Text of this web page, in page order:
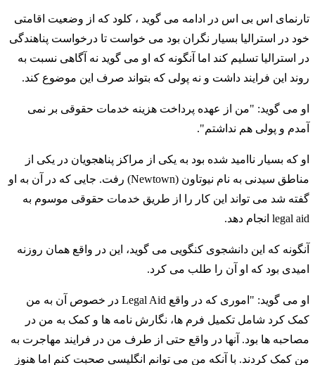
تارنمای اس بی اس در ادامه می گوید ، کلود که از وضعیت اقامتی
خود در استرالیا بسیار نگران بود می خواست تا درخواست پناهندگی
در استرالیا تسلیم کند اما آنگونه که او می گوید نه آگاهی نسبت به
روند این فرایند داشت و نه پولی که بتواند صرف این موضوع کند.
او می گوید: "من از عهده پرداخت هزینه خدمات حقوقی بر نمی
آمدم و پولی هم نداشتم".
او که بسیار ناامید شده بود به یکی از مراکز پناهجویان در یکی از
مناطق سیدنی به نام نیوتاون (Newtown) رفت. جایی که در آن به او
گفته شد می تواند این کار را از طریق خدمات حقوقی موسوم به
legal aid انجام دهد.
آنگونه که این دانشجوی کنگویی می گوید، این در واقع همان روزنه
امیدی بود که او آن را طلب می کرد.
او می گوید: "اموری که در واقع Legal Aid در خصوص آن به من
کمک کرد شامل تکمیل فرم ها، نگارش نامه ها و کمک به من در
مصاحبه ها بود. آنها در واقع حتی از طرف من در فرایند مهاجرت به
من کمک کردند. با آنکه من می توانم انگلیسی صحبت کنم اما هنوز